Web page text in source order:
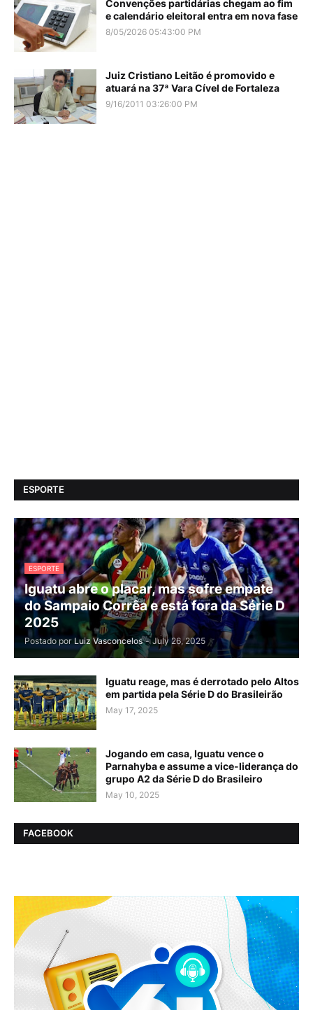
Convenções partidárias chegam ao fim
e calendário eleitoral entra em nova fase
8/05/2026 05:43:00 PM
Juiz Cristiano Leitão é promovido e
atuará na 37ª Vara Cível de Fortaleza
9/16/2011 03:26:00 PM
ESPORTE
ESPORTE
Iguatu abre o placar, mas sofre empate
do Sampaio Corrêa e está fora da Série D
2025
Postado por Luiz Vasconcelos - July 26, 2025
Iguatu reage, mas é derrotado pelo Altos
em partida pela Série D do Brasileirão
May 17, 2025
Jogando em casa, Iguatu vence o
Parnahyba e assume a vice-liderança do
grupo A2 da Série D do Brasileiro
May 10, 2025
FACEBOOK